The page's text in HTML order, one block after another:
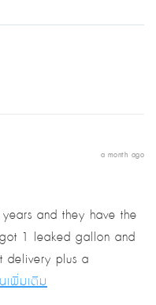
a month ago
and they have the
1 leaked gallon and
delivery plus a
เพิ่มเติม